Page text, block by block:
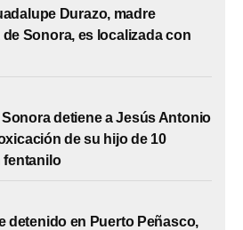
Durazo, madre
Sonora, es localizada con
Sonora detiene a Jesús Antonio
de su hijo de 10
fentanilo
detenido en Puerto Peñasco,